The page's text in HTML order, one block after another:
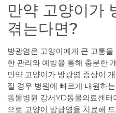
만약 고양이가
겪는다면?
방광염은 고양이에게 큰 고통
한 관리와 예방을 통해 충분한
만약 고양이가 방광염 증상이
질 경우 병원에 빠르게 내원하
동물병원 강서YD동물의료센
으로 고양이 방광염을 치료해